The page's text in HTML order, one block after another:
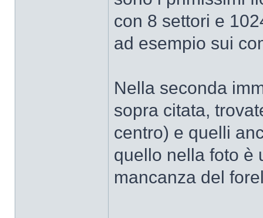
con 8 settori e
ad esempio sui
Nella seconda
sopra citata,
centro) e quelli
quello nella foto è
mancanza del